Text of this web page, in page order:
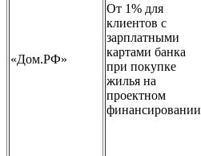
«Дом.РФ»
От 1% для
клиентов с
зарплатными
картами банка
при покупке
жилья на
проектном
финансировании